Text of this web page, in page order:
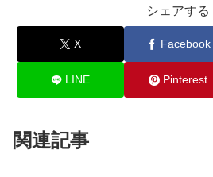
シェアする
X Facebook
LINE Pinterest
関連記事